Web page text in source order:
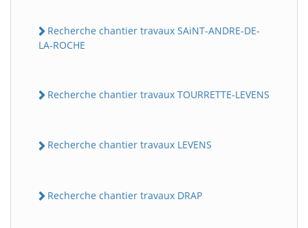
Recherche chantier travaux SAiNT-ANDRE-DE-
LA-ROCHE
Recherche chantier travaux TOURRETTE-LEVENS
Recherche chantier travaux LEVENS
Recherche chantier travaux DRAP